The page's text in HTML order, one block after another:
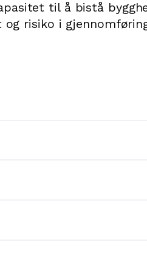
til å bistå
risiko i